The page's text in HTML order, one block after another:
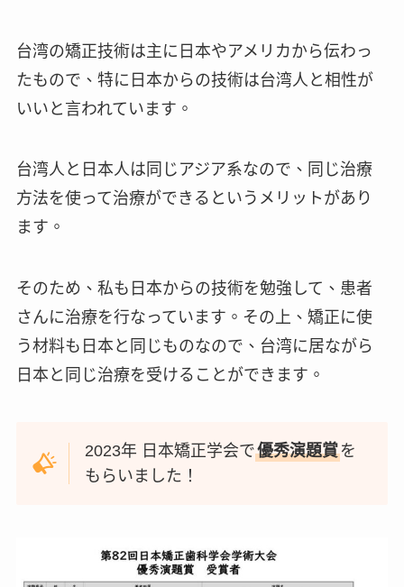
台湾の矯正技術は主に日本やアメリカから伝わっ
たもので、特に日本からの技術は台湾人と相性が
いいと言われています。
台湾人と日本人は同じアジア系なので、同じ治療
方法を使って治療ができるというメリットがあり
ます。
そのため、私も日本からの技術を勉強して、患者
さんに治療を行なっています。その上、矯正に使
う材料も日本と同じものなので、台湾に居ながら
日本と同じ治療を受けることができます。
2023年 日本矯正学会で優秀演題賞を
もらいました！